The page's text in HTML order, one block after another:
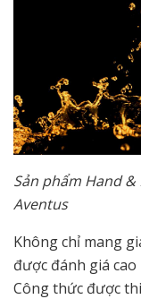
Sản phẩm Hand
Aventus
Không chỉ mang
được đánh giá
Công thức được